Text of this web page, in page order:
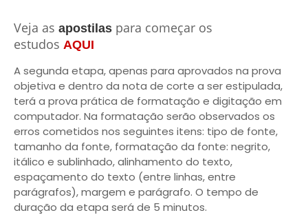
Veja as apostilas para começar os
estudos AQUI
A segunda etapa, apenas para aprovados na prova
objetiva e dentro da nota de corte a ser estipulada,
terá a prova prática de formatação e digitação em
computador. Na formatação serão observados os
erros cometidos nos seguintes itens: tipo de fonte,
tamanho da fonte, formatação da fonte: negrito,
itálico e sublinhado, alinhamento do texto,
espaçamento do texto (entre linhas, entre
parágrafos), margem e parágrafo. O tempo de
duração da etapa será de 5 minutos.